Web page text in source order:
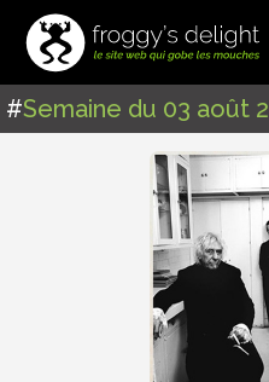
#Semaine du 03 août